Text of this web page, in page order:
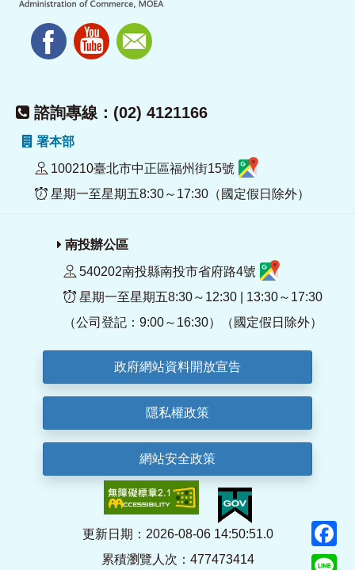
諮詢專線：(02) 4121166
署本部
100210臺北市中正區福州街15號
星期一至星期五8:30～17:30（國定假日除外）
南投辦公區
540202南投縣南投市省府路4號
星期一至星期五8:30～12:30 | 13:30～17:30
（公司登記：9:00～16:30）（國定假日除外）
政府網站資料開放宣告
隱私權政策
網站安全政策
更新日期：2026-08-06 14:50:51.0
累積瀏覽人次：477473414